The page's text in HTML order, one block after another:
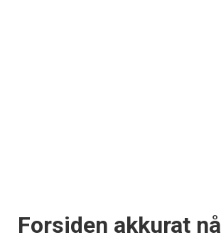
Forsiden akkurat nå